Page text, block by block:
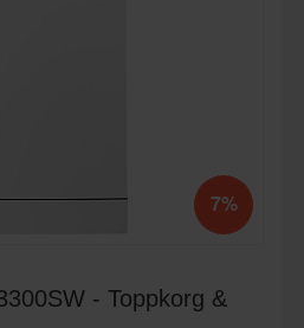
7%
- Toppkorg &